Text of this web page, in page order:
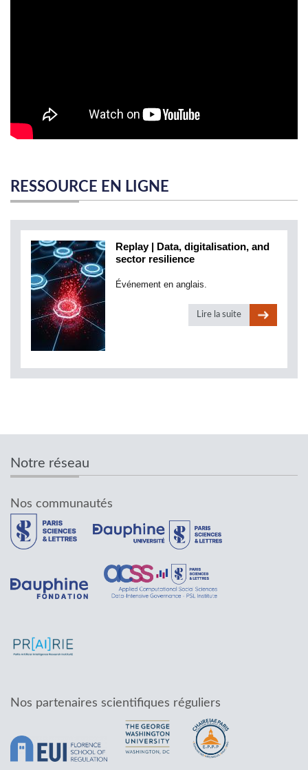
RESSOURCE EN LIGNE
Replay | Data, digitalisation, and
sector resilience
Événement en anglais.
Lire la suite
Notre réseau
Nos communautés
Nos partenaires scientifiques réguliers